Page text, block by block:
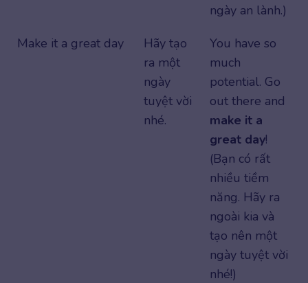
ngày an lành.)
Make it a great day
Hãy tạo
ra một
ngày
tuyệt vời
nhé.
You have so
much
potential. Go
out there and
make it a
great day!
(Bạn có rất
nhiều tiềm
năng. Hãy ra
ngoài kia và
tạo nên một
ngày tuyệt vời
nhé!)